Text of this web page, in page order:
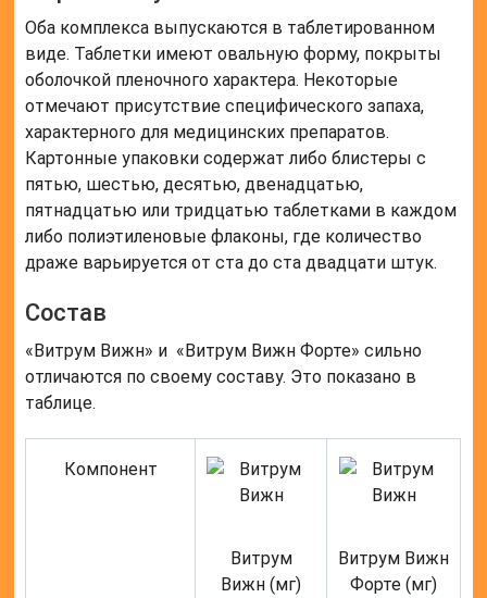
Оба комплекса выпускаются в таблетированном
виде. Таблетки имеют овальную форму, покрыты
оболочкой пленочного характера. Некоторые
отмечают присутствие специфического запаха,
характерного для медицинских препаратов.
Картонные упаковки содержат либо блистеры с
пятью, шестью, десятью, двенадцатью,
пятнадцатью или тридцатью таблетками в каждом
либо полиэтиленовые флаконы, где количество
драже варьируется от ста до ста двадцати штук.
Состав
«Витрум Вижн» и «Витрум Вижн Форте» сильно
отличаются по своему составу. Это показано в
таблице.
Компонент
Витрум
Вижн (мг)
Витрум Вижн
Форте (мг)